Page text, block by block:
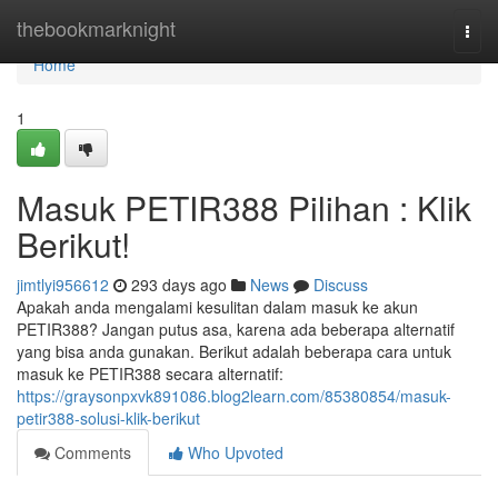
thebookmarknight
Home
Home
1
Masuk PETIR388 Pilihan : Klik
Berikut!
jimtlyi956612 293 days ago News
Discuss
Apakah anda mengalami kesulitan dalam masuk ke akun
PETIR388? Jangan putus asa, karena ada beberapa alternatif
yang bisa anda gunakan. Berikut adalah beberapa cara untuk
masuk ke PETIR388 secara alternatif:
https://graysonpxvk891086.blog2learn.com/85380854/masuk-
petir388-solusi-klik-berikut
Comments
Who Upvoted